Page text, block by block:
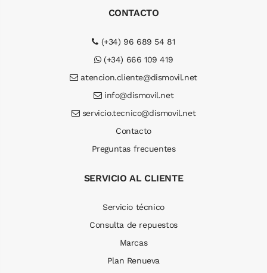
CONTACTO
(+34) 96 689 54 81
(+34) 666 109 419
atencion.cliente@dismovil.net
info@dismovil.net
servicio.tecnico@dismovil.net
Contacto
Preguntas frecuentes
SERVICIO AL CLIENTE
Servicio técnico
Consulta de repuestos
Marcas
Plan Renueva